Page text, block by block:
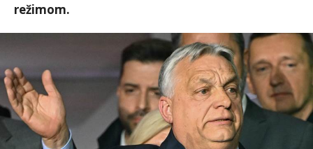
režimom.